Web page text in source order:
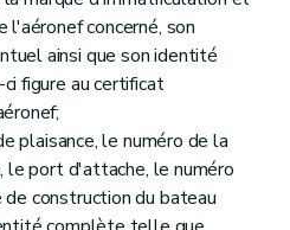
concerné, son
ainsi que son identité
figure au certificat
plaisance, le numéro de la
port d'attache, le numéro
construction du bateau